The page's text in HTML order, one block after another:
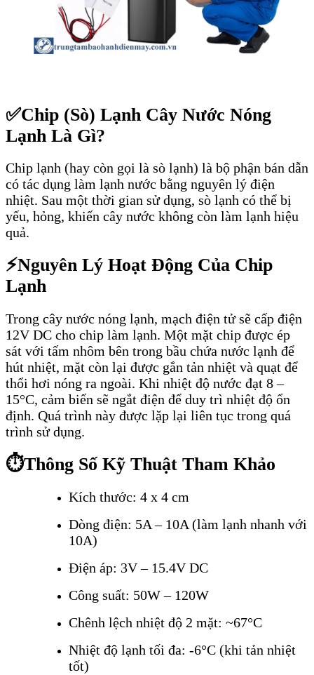
✅Chip (Sò) Lạnh Cây Nước Nóng
Lạnh Là Gì?
Chip lạnh (hay còn gọi là sò lạnh) là bộ phận bán dẫn
có tác dụng làm lạnh nước bằng nguyên lý điện
nhiệt. Sau một thời gian sử dụng, sò lạnh có thể bị
yếu, hỏng, khiến cây nước không còn làm lạnh hiệu
quả.
⚡Nguyên Lý Hoạt Động Của Chip
Lạnh
Trong cây nước nóng lạnh, mạch điện tử sẽ cấp điện
12V DC cho chip làm lạnh. Một mặt chip được ép
sát với tấm nhôm bên trong bầu chứa nước lạnh để
hút nhiệt, mặt còn lại được gắn tản nhiệt và quạt để
thổi hơi nóng ra ngoài. Khi nhiệt độ nước đạt 8 –
15°C, cảm biến sẽ ngắt điện để duy trì nhiệt độ ổn
định. Quá trình này được lặp lại liên tục trong quá
trình sử dụng.
⏱️Thông Số Kỹ Thuật Tham Khảo
Kích thước: 4 x 4 cm
Dòng điện: 5A – 10A (làm lạnh nhanh với
10A)
Điện áp: 3V – 15.4V DC
Công suất: 50W – 120W
Chênh lệch nhiệt độ 2 mặt: ~67°C
Nhiệt độ lạnh tối đa: -6°C (khi tản nhiệt
tốt)